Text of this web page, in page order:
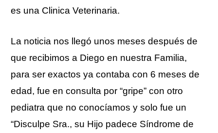
es una Clinica Veterinaria.
La noticia nos llegó unos meses después de
que recibimos a Diego en nuestra Familia,
para ser exactos ya contaba con 6 meses de
edad, fue en consulta por “gripe” con otro
pediatra que no conocíamos y solo fue un
“Disculpe Sra., su Hijo padece Síndrome de